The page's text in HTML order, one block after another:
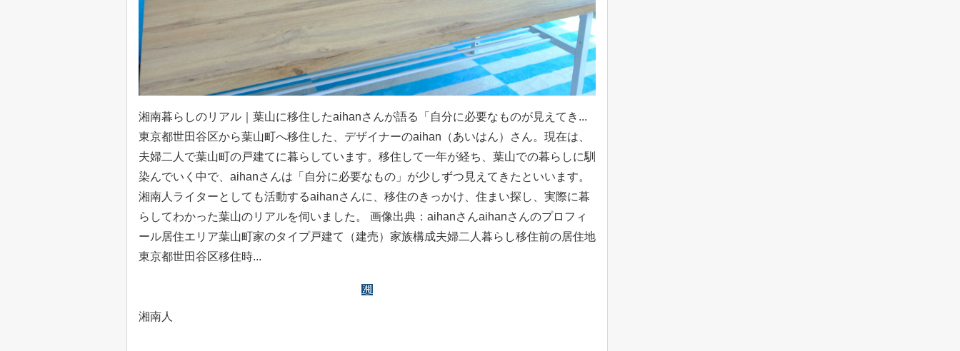
湘南暮らしのリアル｜葉山に移住したaihanさんが語る「自分に必要なものが見えてき...
東京都世田谷区から葉山町へ移住した、デザイナーのaihan（あいはん）さん。現在は、
夫婦二人で葉山町の戸建てに暮らしています。移住して一年が経ち、葉山での暮らしに馴
染んでいく中で、aihanさんは「自分に必要なもの」が少しずつ見えてきたといいます。
湘南人ライターとしても活動するaihanさんに、移住のきっかけ、住まい探し、実際に暮
らしてわかった葉山のリアルを伺いました。 画像出典：aihanさんaihanさんのプロフィ
ール居住エリア葉山町家のタイプ戸建て（建売）家族構成夫婦二人暮らし移住前の居住地
東京都世田谷区移住時...
湘南人